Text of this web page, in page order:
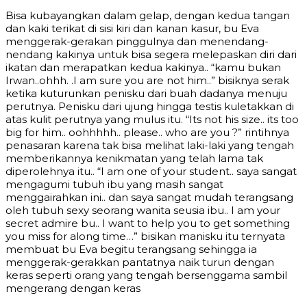
Bisa kubayangkan dalam gelap, dengan kedua tangan
dan kaki terikat di sisi kiri dan kanan kasur, bu Eva
menggerak-gerakan pinggulnya dan menendang-
nendang kakinya untuk bisa segera melepaskan diri dari
ikatan dan merapatkan kedua kakinya.. “kamu bukan
Irwan..ohhh. .I am sure you are not him..” bisiknya serak
ketika kuturunkan penisku dari buah dadanya menuju
perutnya. Penisku dari ujung hingga testis kuletakkan di
atas kulit perutnya yang mulus itu. “Its not his size.. its too
big for him.. oohhhhh.. please.. who are you ?” rintihnya
penasaran karena tak bisa melihat laki-laki yang tengah
memberikannya kenikmatan yang telah lama tak
diperolehnya itu.. “I am one of your student.. saya sangat
mengagumi tubuh ibu yang masih sangat
menggairahkan ini.. dan saya sangat mudah terangsang
oleh tubuh sexy seorang wanita seusia ibu.. I am your
secret admire bu.. I want to help you to get something
you miss for along time…” bisikan manisku itu ternyata
membuat bu Eva begitu terangsang sehingga ia
menggerak-gerakkan pantatnya naik turun dengan
keras seperti orang yang tengah bersenggama sambil
mengerang dengan keras